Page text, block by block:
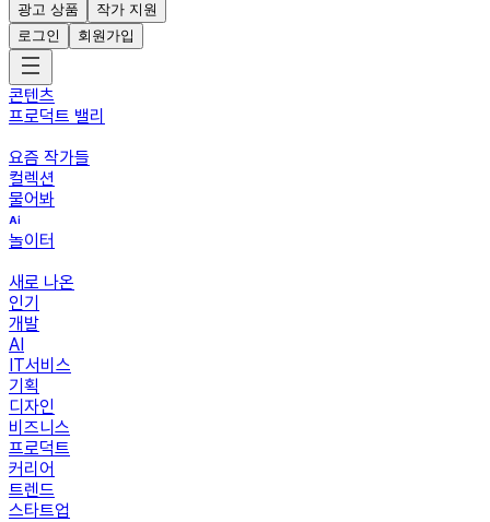
광고 상품
작가 지원
로그인
회원가입
콘텐츠
프로덕트 밸리
요즘 작가들
컬렉션
물어봐
놀이터
새로 나온
인기
개발
AI
IT서비스
기획
디자인
비즈니스
프로덕트
커리어
트렌드
스타트업